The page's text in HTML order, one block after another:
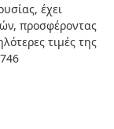
έχει
προσφέροντας
τιμές της